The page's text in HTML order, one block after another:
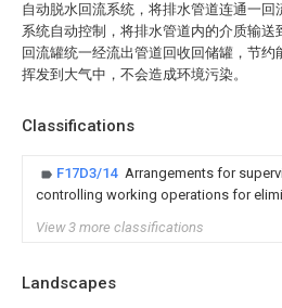
自动脱水回流系统，将排水管道连通一回
系统自动控制，将排水管道内的介质输送
回流罐统一经流出管道回收回储罐，节约
挥发到大气中，不会造成环境污染。
Classifications
F17D3/14 Arrangements for
controlling working operations for
View 3 more classifications
Landscapes